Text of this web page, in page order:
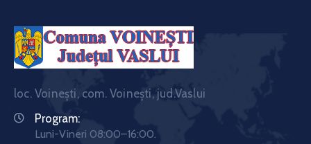
loc. Voinești, com. Voinești, jud.Vaslui
Program:
Luni-Vineri 08:00–16:00.